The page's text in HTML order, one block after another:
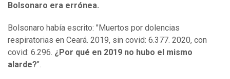
Bolsonaro era errónea.
Bolsonaro había escrito: "Muertos por dolencias
respiratorias en Ceará. 2019, sin covid: 6.377. 2020, con
covid: 6.296. ¿Por qué en 2019 no hubo el mismo
alarde?".